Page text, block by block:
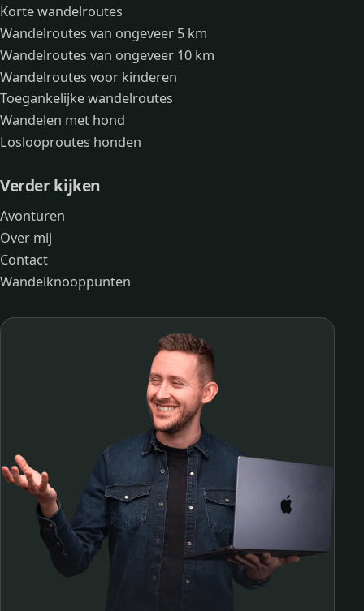
Korte wandelroutes
Wandelroutes van ongeveer 5 km
Wandelroutes van ongeveer 10 km
Wandelroutes voor kinderen
Toegankelijke wandelroutes
Wandelen met hond
Loslooproutes honden
Verder kijken
Avonturen
Over mij
Contact
Wandelknooppunten